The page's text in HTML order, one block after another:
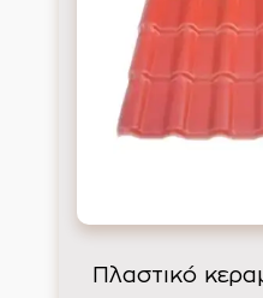
Πλαστικό